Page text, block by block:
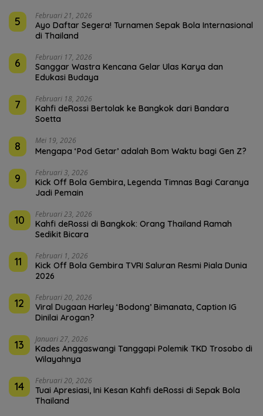
5 Februari 21, 2026
Ayo Daftar Segera! Turnamen Sepak Bola Internasional
di Thailand
6 Februari 17, 2026
Sanggar Wastra Kencana Gelar Ulas Karya dan
Edukasi Budaya
7 Februari 18, 2026
Kahfi deRossi Bertolak ke Bangkok dari Bandara
Soetta
8 Mei 19, 2026
Mengapa ‘Pod Getar’ adalah Bom Waktu bagi Gen Z?
9 Februari 3, 2026
Kick Off Bola Gembira, Legenda Timnas Bagi Caranya
Jadi Pemain
10 Februari 23, 2026
Kahfi deRossi di Bangkok: Orang Thailand Ramah
Sedikit Bicara
11 Februari 1, 2026
Kick Off Bola Gembira TVRI Saluran Resmi Piala Dunia
2026
12 Februari 20, 2026
Viral Dugaan Harley ‘Bodong’ Bimanata, Caption IG
Dinilai Arogan?
13 Januari 27, 2026
Kades Anggaswangi Tanggapi Polemik TKD Trosobo di
Wilayahnya
14 Februari 20, 2026
Tuai Apresiasi, Ini Kesan Kahfi deRossi di Sepak Bola
Thailand